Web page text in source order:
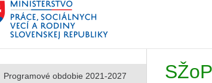
Programové obdobie 2021-2027